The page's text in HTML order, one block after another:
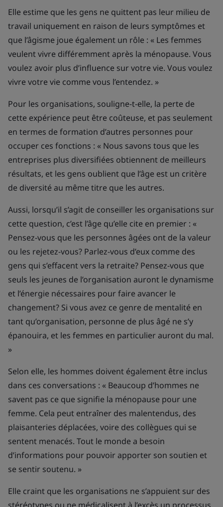
Elle estime que les gens ne quittent pas leur milieu de
travail uniquement en raison de leurs symptômes et
que l’âgisme joue également un rôle : « Les femmes
veulent vivre différemment après la ménopause. Vous
voulez avoir plus d’influence sur votre vie. Vous voulez
vivre votre vie comme vous l’entendez. »
Pour les organisations, souligne-t-elle, la perte de
cette expérience peut être coûteuse, et pas seulement
en termes de formation d’autres personnes pour
occuper ces fonctions : « Nous savons tous que les
entreprises plus diversifiées obtiennent de meilleurs
résultats, et les gens oublient que l’âge est un critère
de diversité au même titre que les autres.
Aussi, lorsqu’il s’agit de conseiller les organisations sur
cette question, c’est l’âge qu’elle cite en premier : «
Pensez-vous que les personnes âgées ont de la valeur
ou les rejetez-vous? Parlez-vous d’eux comme des
gens qui s’effacent vers la retraite? Pensez-vous que
seuls les jeunes de l’organisation auront le dynamisme
et l’énergie nécessaires pour faire avancer le
changement? Si vous avez ce genre de mentalité en
tant qu’organisation, personne de plus âgé ne s’y
épanouira, et les femmes en particulier auront du mal.
»
Selon elle, les hommes doivent également être inclus
dans ces conversations : « Beaucoup d’hommes ne
savent pas ce que signifie la ménopause pour une
femme. Cela peut entraîner des malentendus, des
plaisanteries déplacées, voire des collègues qui se
sentent menacés. Tout le monde a besoin
d’informations pour pouvoir apporter son soutien et
se sentir soutenu. »
Elle craint que les organisations ne s’appuient sur des